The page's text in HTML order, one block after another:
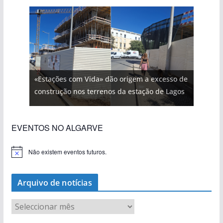
«Estações com Vida» dão origem a excesso de
construção nos terrenos da estação de Lagos
EVENTOS NO ALGARVE
Não existem eventos futuros.
Arquivo de notícias
r